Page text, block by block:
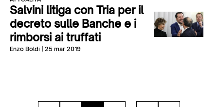
Salvini litiga con Tria per il
decreto sulle Banche e i
rimborsi ai truffati
Enzo Boldi | 25 mar 2019